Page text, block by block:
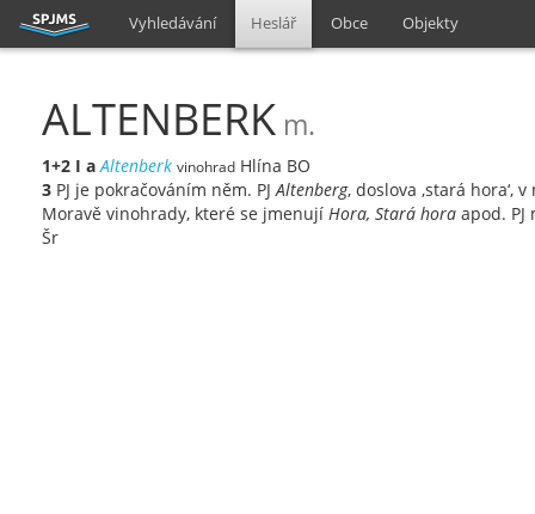
Vyhledávání Heslář Obce Objekty
ALTENBERK m.
1+2 I a Altenberk vinohrad Hlína BO
3 PJ je pokračováním něm. PJAltenberg, doslova ‚stará hora‘,
Moravě vinohrady, které se jmenují Hora, Stará hora apod.
Šr